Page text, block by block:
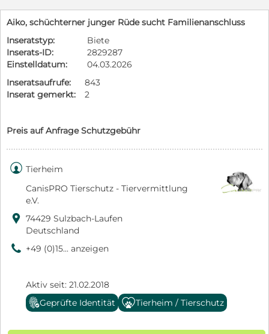
Aiko, schüchterner junger Rüde sucht Familienanschluss
Inseratstyp:
Biete
Inserats-ID:
2829287
Einstelldatum:
04.03.2026
Inseratsaufrufe:
843
Inserat gemerkt:
2
Preis auf Anfrage Schutzgebühr
 Tierheim
CanisPRO Tierschutz - Tiervermittlung
e.V.
 74429 Sulzbach-Laufen
Deutschland
9 +49 (0)15... anzeigen
Aktiv seit: 21.02.2018
Geprüfte Identität
Tierheim / Tierschutz